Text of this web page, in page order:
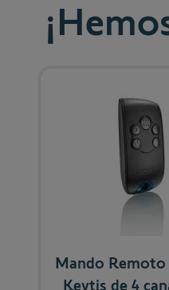
Mando Remoto
Keytis de 4